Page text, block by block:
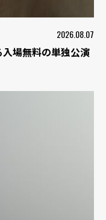
2026.08.07
場無料の単独公演